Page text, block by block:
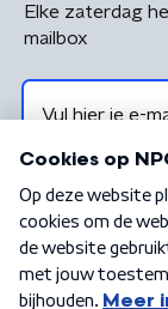
Elke zaterdag
mailbox
Algemene